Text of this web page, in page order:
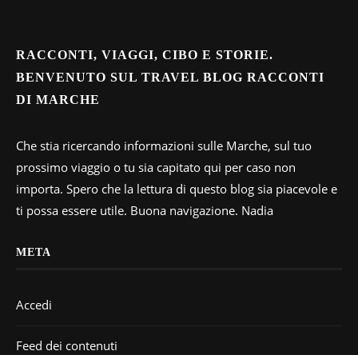
RACCONTI, VIAGGI, CIBO E STORIE.
BENVENUTO SUL TRAVEL BLOG RACCONTI
DI MARCHE
Che stia ricercando informazioni sulle Marche, sul tuo
prossimo viaggio o tu sia capitato qui per caso non
importa. Spero che la lettura di questo blog sia piacevole e
ti possa essere utile. Buona navigazione. Nadia
META
Accedi
Feed dei contenuti